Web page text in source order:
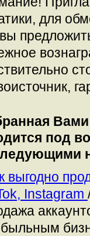
для
Вами
под
выгодно
Instagram